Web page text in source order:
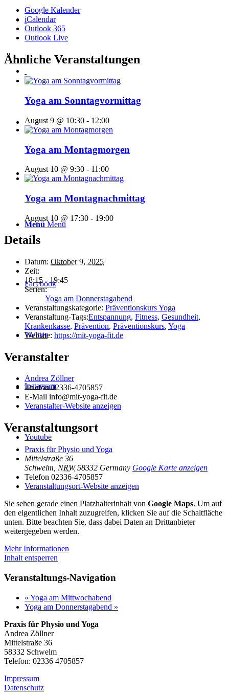
Menü Menü
Facebook
Twitter
Instagram
Youtube
Google Kalender
iCalendar
Outlook 365
Outlook Live
Ähnliche Veranstaltungen
Yoga am Sonntagvormittag
August 9 @ 10:30 - 12:00
Yoga am Montagmorgen
August 10 @ 9:30 - 11:00
Yoga am Montagnachmittag
August 10 @ 17:30 - 19:00
Details
Datum: Oktober 9, 2025
Zeit:
18:15 - 19:45
Serien:
Yoga am Donnerstagabend
Veranstaltungskategorie: Präventionskurs Yoga
Veranstaltung-Tags:Entspannung, Fitness, Gesundheit,
Krankenkasse, Prävention, Präventionskurs, Yoga
Website: https://mit-yoga-fit.de
Veranstalter
Andrea Zöllner
Telefon02336-4705857
E-Mail info@mit-yoga-fit.de
Veranstalter-Website anzeigen
Veranstaltungsort
Praxis für Physio und Yoga
Mittelstraße 36
Schwelm NRW 58332 Germany Google Karte anzeigen
Telefon 02336-4705857
Veranstaltungsort-Website anzeigen
Sie sehen gerade einen Platzhalterinhalt von Google Maps. Um auf
den eigentlichen Inhalt zuzugreifen, klicken Sie auf die Schaltfläche
unten. Bitte beachten Sie, dass dabei Daten an Drittanbieter
weitergegeben werden.
Mehr Informationen
Inhalt entsperren
Veranstaltungs-Navigation
« Yoga am Mittwochabend
Yoga am Donnerstagabend »
Praxis für Physio und Yoga
Andrea Zöllner
Mittelstraße 36
58332 Schwelm
Telefon: 02336 4705857
Impressum
Datenschutz